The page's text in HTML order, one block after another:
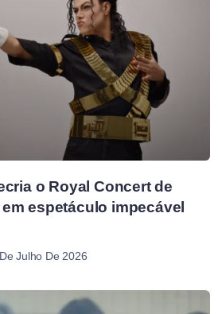
o Royal Concert de
espetáculo impecável
Julho De 2026